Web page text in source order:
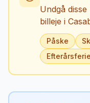
Undgå
billeje i
Påske
Efterårsferie